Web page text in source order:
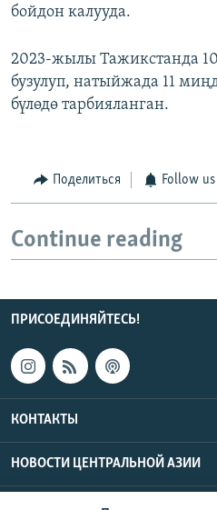
бойдон калууда.
2023-жылы Тажикстанда
бузулуп, натыйжада 11
бүлөдө тарбияланган.
Поделиться Follow us
Continue reading
ПРИСОЕДИНЯЙТЕСЬ!
КОНТАКТЫ
НОВОСТИ ЦЕНТРАЛЬНОЙ АЗИИ